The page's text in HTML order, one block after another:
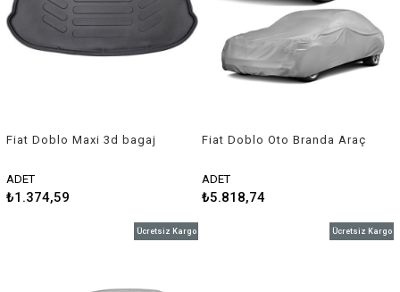
Fiat Doblo Maxi 3d bagaj
ADET
₺1.374,59
Fiat Doblo Oto Branda Araç
ADET
₺5.818,74
Ücretsiz Kargo Ücretsiz Kargo